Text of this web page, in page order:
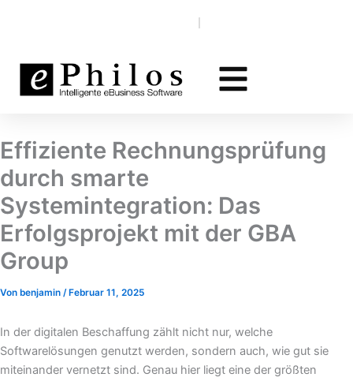
Effiziente Rechnungsprüfung
durch smarte
Systemintegration: Das
Erfolgsprojekt mit der GBA
Group
Von benjamin / Februar 11, 2025
In der digitalen Beschaffung zählt nicht nur, welche
Softwarelösungen genutzt werden, sondern auch, wie gut sie
miteinander vernetzt sind. Genau hier liegt eine der größten